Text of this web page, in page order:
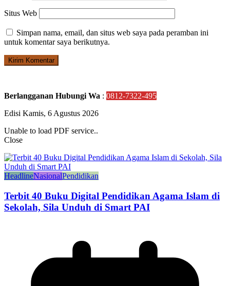
Situs Web
Simpan nama, email, dan situs web saya pada peramban ini
untuk komentar saya berikutnya.
Berlangganan Hubungi Wa : 0812-7322-495
Edisi Kamis, 6 Agustus 2026
Unable to load PDF service..
Close
HeadlineNasionalPendidikan
Terbit 40 Buku Digital Pendidikan Agama Islam di
Sekolah, Sila Unduh di Smart PAI